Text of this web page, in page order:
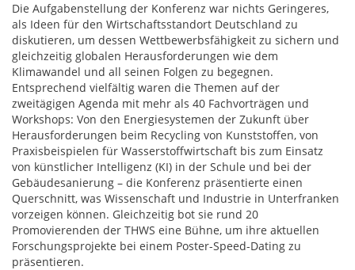
Die Aufgabenstellung der Konferenz war nichts Geringeres,
als Ideen für den Wirtschaftsstandort Deutschland zu
diskutieren, um dessen Wettbewerbsfähigkeit zu sichern und
gleichzeitig globalen Herausforderungen wie dem
Klimawandel und all seinen Folgen zu begegnen.
Entsprechend vielfältig waren die Themen auf der
zweitägigen Agenda mit mehr als 40 Fachvorträgen und
Workshops: Von den Energiesystemen der Zukunft über
Herausforderungen beim Recycling von Kunststoffen, von
Praxisbeispielen für Wasserstoffwirtschaft bis zum Einsatz
von künstlicher Intelligenz (KI) in der Schule und bei der
Gebäudesanierung – die Konferenz präsentierte einen
Querschnitt, was Wissenschaft und Industrie in Unterfranken
vorzeigen können. Gleichzeitig bot sie rund 20
Promovierenden der THWS eine Bühne, um ihre aktuellen
Forschungsprojekte bei einem Poster-Speed-Dating zu
präsentieren.